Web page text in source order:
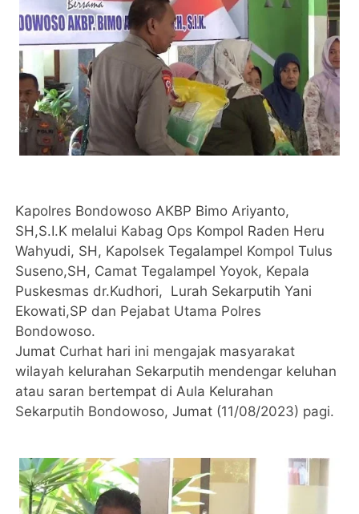
Kapolres Bondowoso AKBP Bimo Ariyanto,
SH,S.I.K melalui Kabag Ops Kompol Raden Heru
Wahyudi, SH, Kapolsek Tegalampel Kompol Tulus
Suseno,SH, Camat Tegalampel Yoyok, Kepala
Puskesmas dr.Kudhori, Lurah Sekarputih Yani
Ekowati,SP dan Pejabat Utama Polres
Bondowoso.
Jumat Curhat hari ini mengajak masyarakat
wilayah kelurahan Sekarputih mendengar keluhan
atau saran bertempat di Aula Kelurahan
Sekarputih Bondowoso, Jumat (11/08/2023) pagi.